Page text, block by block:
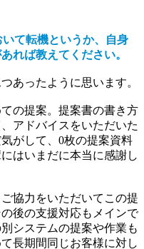
て転機というか、自身
れば教えてください。
あったように思います。
の提案。提案書の書き方
アドバイスをいただいた
がして、0枚の提案資料
はいまだに本当に感謝し
協力をいただいてこの提
後の支援対応もメインで
システムの提案や作業も
長期間同じお客様に対し